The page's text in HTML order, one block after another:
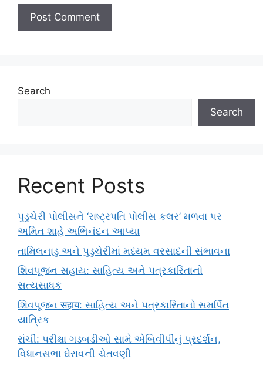
Search
Search
Recent Posts
પુડુચેરી પોલીસને ‘રાષ્ટ્રપતિ પોલીસ કલર’ મળવા પર
અમિત શાહે અભિનંદન આપ્યા
તામિલનાડુ અને પુડુચેરીમાં મધ્યમ વરસાદની સંભાવના
શિવપૂજન સહાય: સાહિત્ય અને પત્રકારિતાનો
સત્યસાધક
શિવપૂજન सहाय: સાહિત્ય અને પત્રકારિતાનો સમર્પિત
યાત્રિક
રાંચી: પરીક્ષા ગડબડીઓ સામે એબિવીપીનું પ્રદર્શન,
વિધાનસભા ઘેરાવની ચેતવણી